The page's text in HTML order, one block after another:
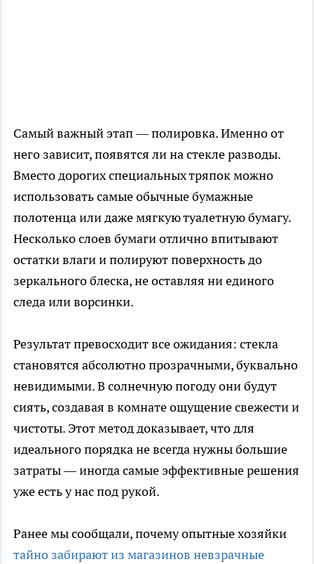
Самый важный этап — полировка. Именно от
него зависит, появятся ли на стекле разводы.
Вместо дорогих специальных тряпок можно
использовать самые обычные бумажные
полотенца или даже мягкую туалетную бумагу.
Несколько слоев бумаги отлично впитывают
остатки влаги и полируют поверхность до
зеркального блеска, не оставляя ни единого
следа или ворсинки.
Результат превосходит все ожидания: стекла
становятся абсолютно прозрачными, буквально
невидимыми. В солнечную погоду они будут
сиять, создавая в комнате ощущение свежести и
чистоты. Этот метод доказывает, что для
идеального порядка не всегда нужны большие
затраты — иногда самые эффективные решения
уже есть у нас под рукой.
Ранее мы сообщали, почему опытные хозяйки
тайно забирают из магазинов невзрачные